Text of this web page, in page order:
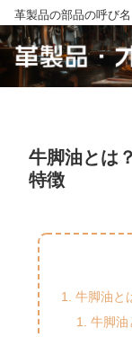
革製品の部品の呼び
牛脚油とは
特徴
牛脚油と
牛脚油